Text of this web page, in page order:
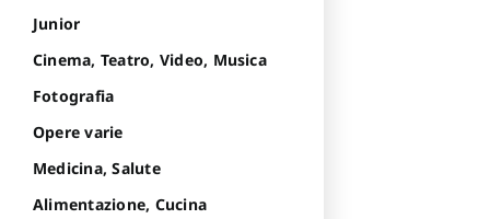
Junior
Cinema, Teatro, Video, Musica
Fotografia
Opere varie
Medicina, Salute
Alimentazione, Cucina